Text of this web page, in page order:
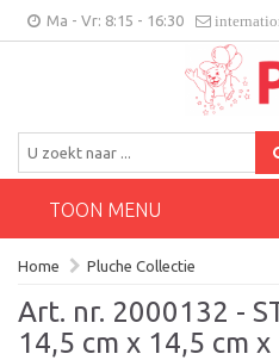
Ma - Vr: 8:15 - 16:30
TOON MENU
Home Pluche Collectie
Art. nr. 2000132 -
14,5 cm x 14,5 cm x